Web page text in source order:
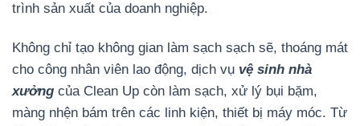
trình sản xuất của doanh nghiệp.
Không chỉ tạo không gian làm sạch sạch sẽ, thoáng mát
cho công nhân viên lao động, dịch vụ vệ sinh nhà
xưởng của Clean Up còn làm sạch, xử lý bụi bặm,
màng nhện bám trên các linh kiện, thiết bị máy móc. Từ